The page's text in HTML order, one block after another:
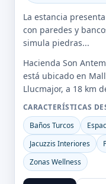
La estancia
con paredes y
simula piedras...
Hacienda Son
está ubicado en
Llucmajor, a 18 km
CARACTERÍSTICAS
Baños Turcos
Jacuzzis Interiores
Zonas Wellness